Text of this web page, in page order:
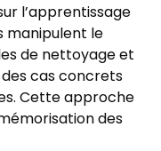
l’apprentissage
manipulent le
de nettoyage et
cas concrets
Cette approche
des